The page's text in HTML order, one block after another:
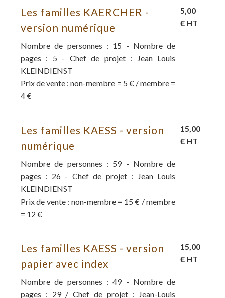
Les familles KAERCHER -
version numérique
Nombre de personnes : 15 - Nombre de
pages : 5 - Chef de projet : Jean Louis
KLEINDIENST
Prix de vente : non-membre = 5 € / membre =
4 €
5,00
€ HT
Les familles KAESS - version
numérique
Nombre de personnes : 59 - Nombre de
pages : 26 - Chef de projet : Jean Louis
KLEINDIENST
Prix de vente : non-membre = 15 € / membre
= 12 €
15,00
€ HT
Les familles KAESS - version
papier avec index
Nombre de personnes : 49 - Nombre de
pages : 29 / Chef de projet : Jean-Louis
15,00
€ HT